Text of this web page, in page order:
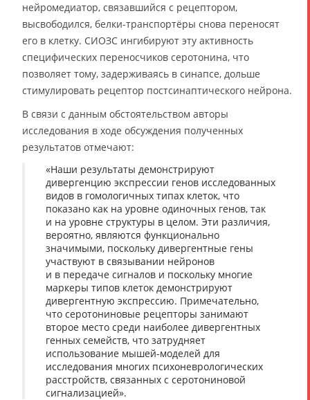
нейромедиатор, связавшийся с рецептором,
высвободился, белки-транспортёры снова переносят
его в клетку. СИОЗС ингибируют эту активность
специфических переносчиков серотонина, что
позволяет тому, задерживаясь в синапсе, дольше
стимулировать рецептор постсинаптического нейрона.
В связи с данным обстоятельством авторы
исследования в ходе обсуждения полученных
результатов отмечают:
«Наши результаты демонстрируют
дивергенцию экспрессии генов исследованных
видов в гомологичных типах клеток, что
показано как на уровне одиночных генов, так
и на уровне структуры в целом. Эти различия,
вероятно, являются функционально
значимыми, поскольку дивергентные гены
участвуют в связывании нейронов
и в передаче сигналов и поскольку многие
маркеры типов клеток демонстрируют
дивергентную экспрессию. Примечательно,
что серотониновые рецепторы занимают
второе место среди наиболее дивергентных
генных семейств, что затрудняет
использование мышей-моделей для
исследования многих психоневрологических
расстройств, связанных с серотониновой
сигнализацией».